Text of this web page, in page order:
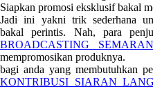
Siapkan promosi eksklusif bakal
Jadi ini yakni trik sederhana
bakal perintis. Nah, para
BROADCASTING
mempromosikan produknya.
bagi anda yang membutuhkan
KONTRIBUSI SIARAN